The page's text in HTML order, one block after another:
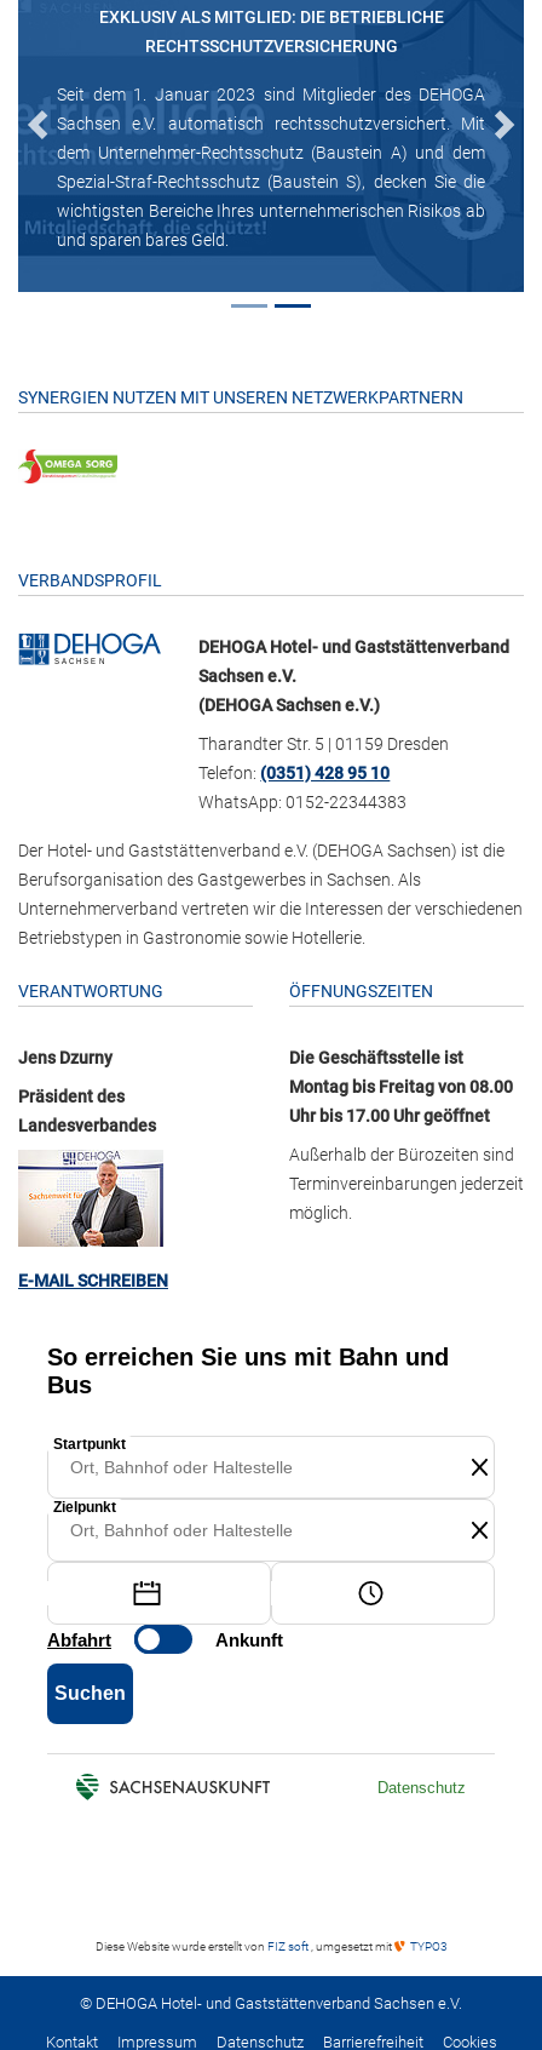
EXKLUSIV ALS MITGLIED: DIE BETRIEBLICHE
RECHTSSCHUTZVERSICHERUNG
Seit dem 1. Januar 2023 sind Mitglieder des DEHOGA
Sachsen e.V. automatisch rechtsschutzversichert. Mit
dem Unternehmer-Rechtsschutz (Baustein A) und dem
Spezial-Straf-Rechtsschutz (Baustein S), decken Sie die
wichtigsten Bereiche Ihres unternehmerischen Risikos ab
und sparen bares Geld.
Previous Next
SYNERGIEN NUTZEN MIT UNSEREN NETZWERKPARTNERN
VERBANDSPROFIL
DEHOGA Hotel- und Gaststättenverband
Sachsen e.V.
(DEHOGA Sachsen e.V.)
Tharandter Str. 5 | 01159 Dresden
Telefon:(0351) 428 95 10
WhatsApp: 0152-22344383
Der Hotel- und Gaststättenverband e.V. (DEHOGA Sachsen) ist die
Berufsorganisation des Gastgewerbes in Sachsen. Als
Unternehmerverband vertreten wir die Interessen der verschiedenen
Betriebstypen in Gastronomie sowie Hotellerie.
VERANTWORTUNG
Jens Dzurny
Präsident des
Landesverbandes
E-MAIL SCHREIBEN
ÖFFNUNGSZEITEN
Die Geschäftsstelle ist
Montag bis Freitag von 08.00
Uhr bis 17.00 Uhr geöffnet
Außerhalb der Bürozeiten sind
Terminvereinbarungen jederzeit
möglich.
Diese Website wurde erstellt von FIZ soft , umgesetzt mit TYPO3
© DEHOGA Hotel- und Gaststättenverband Sachsen e.V.
Kontakt Impressum Datenschutz Barrierefreiheit Cookies